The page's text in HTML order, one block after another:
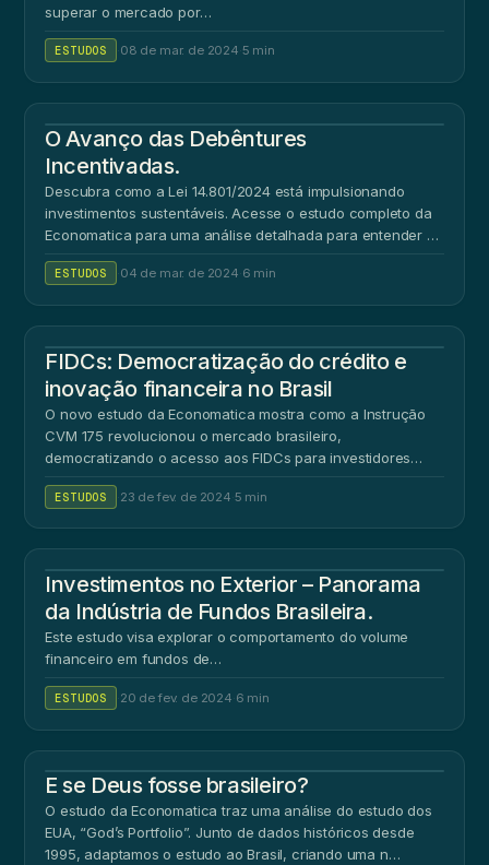
superar o mercado por…
ESTUDOS 08 de mar. de 2024 5 min
O Avanço das Debêntures
Incentivadas.
Descubra como a Lei 14.801/2024 está impulsionando
investimentos sustentáveis. Acesse o estudo completo da
Economatica para uma análise detalhada para entender …
ESTUDOS 04 de mar. de 2024 6 min
FIDCs: Democratização do crédito e
inovação financeira no Brasil
O novo estudo da Economatica mostra como a Instrução
CVM 175 revolucionou o mercado brasileiro,
democratizando o acesso aos FIDCs para investidores
ESTUDOS 23 de fev. de 2024 5 min
Investimentos no Exterior – Panorama
da Indústria de Fundos Brasileira.
Este estudo visa explorar o comportamento do volume
financeiro em fundos de…
ESTUDOS 20 de fev. de 2024 6 min
E se Deus fosse brasileiro?
O estudo da Economatica traz uma análise do estudo dos
EUA, “God’s Portfolio”. Junto de dados históricos desde
1995, adaptamos o estudo ao Brasil, criando uma n…